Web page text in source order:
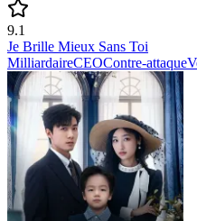
9.1
Je Brille Mieux Sans Toi
MilliardaireCEOContre-attaque